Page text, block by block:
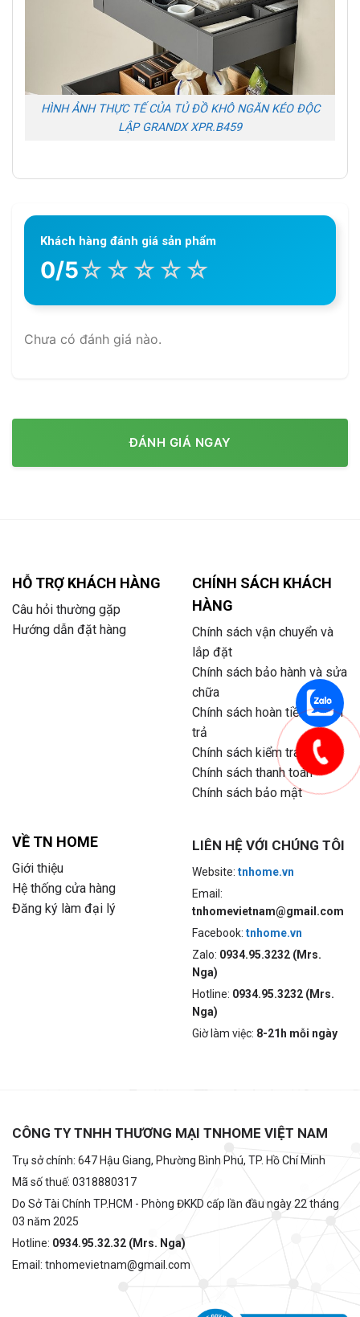
HÌNH ẢNH THỰC TẾ CỦA TỦ ĐỒ KHÔ NGĂN KÉO ĐỘC
LẬP GRANDX XPR.B459
Khách hàng đánh giá sản phẩm
0/5☆ ☆ ☆ ☆ ☆
Chưa có đánh giá nào.
ĐÁNH GIÁ NGAY
HỖ TRỢ KHÁCH HÀNG
Câu hỏi thường gặp
Hướng dẫn đặt hàng
CHÍNH SÁCH KHÁCH
HÀNG
Chính sách vận chuyển và
lắp đặt
Chính sách bảo hành và sửa
chữa
Chính sách hoàn tiền và đổi
trả
Chính sách kiểm tra hàng
Chính sách thanh toán
Chính sách bảo mật
VỀ TN HOME
Giới thiệu
Hệ thống cửa hàng
Đăng ký làm đại lý
LIÊN HỆ VỚI CHÚNG TÔI
Website: tnhome.vn
Email:
tnhomevietnam@gmail.com
Facebook: tnhome.vn
Zalo: 0934.95.3232 (Mrs.
Nga)
Hotline: 0934.95.3232 (Mrs.
Nga)
Giờ làm việc: 8-21h mỗi ngày
CÔNG TY TNHH THƯƠNG MẠI TNHOME VIỆT NAM
Trụ sở chính: 647 Hậu Giang, Phường Bình Phú, TP. Hồ Chí Minh
Mã số thuế: 0318880317
Do Sở Tài Chính TP.HCM - Phòng ĐKKD cấp lần đầu ngày 22 tháng
03 năm 2025
Hotline: 0934.95.32.32 (Mrs. Nga)
Email: tnhomevietnam@gmail.com